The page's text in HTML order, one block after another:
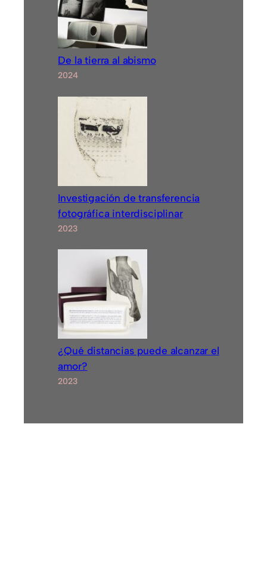
De la tierra al abismo
2024
Investigación de transferencia
fotográfica interdisciplinar
2023
¿Qué distancias puede alcanzar el
amor?
2023